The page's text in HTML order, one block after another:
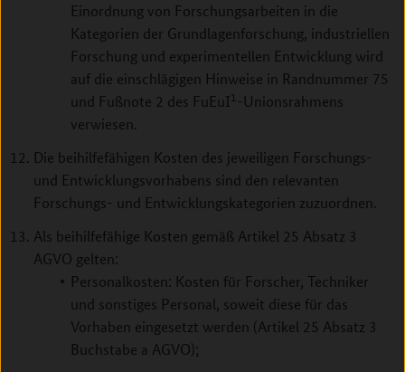
Einordnung von Forschungsarbeiten in die
Kategorien der Grundlagenforschung, industriellen
Forschung und experimentellen Entwicklung wird
auf die einschlägigen Hinweise in Randnummer 75
und Fußnote 2 des FuEuI1 -Unionsrahmens
verwiesen.
Die beihilfefähigen Kosten des jeweiligen Forschungs-
und Entwicklungsvorhabens sind den relevanten
Forschungs- und Entwicklungskategorien zuzuordnen.
Als beihilfefähige Kosten gemäß Artikel 25 Absatz 3
AGVO gelten:
Personalkosten: Kosten für Forscher, Techniker
und sonstiges Personal, soweit diese für das
Vorhaben eingesetzt werden (Artikel 25 Absatz 3
Buchstabe a AGVO);